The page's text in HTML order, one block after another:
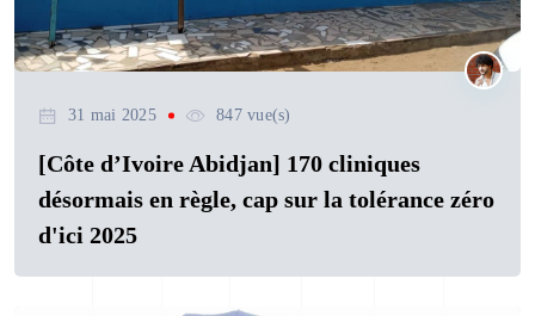
31 mai 2025 847 vue(s)
[Côte d’Ivoire Abidjan] 170 cliniques
désormais en règle, cap sur la tolérance zéro
d'ici 2025